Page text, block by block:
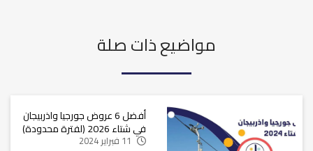
مواضيع ذات صلة
أفضل 6 عروض جورجيا واذربيجان
في شتاء 2026 (لفترة محدودة)